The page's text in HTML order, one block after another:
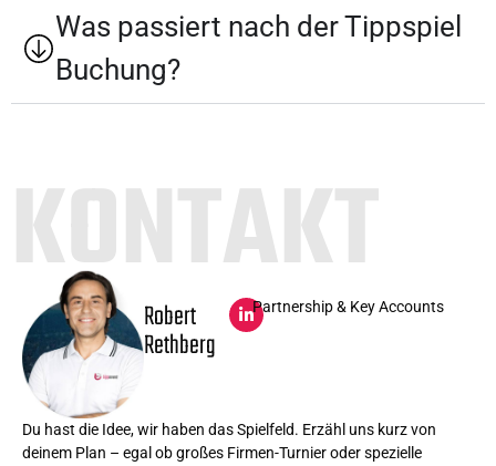
Was passiert nach der Tippspiel
Buchung?
KONTAKT
Robert
Rethberg
Partnership & Key Accounts
Du hast die Idee, wir haben das Spielfeld. Erzähl uns kurz von
deinem Plan – egal ob großes Firmen-Turnier oder spezielle